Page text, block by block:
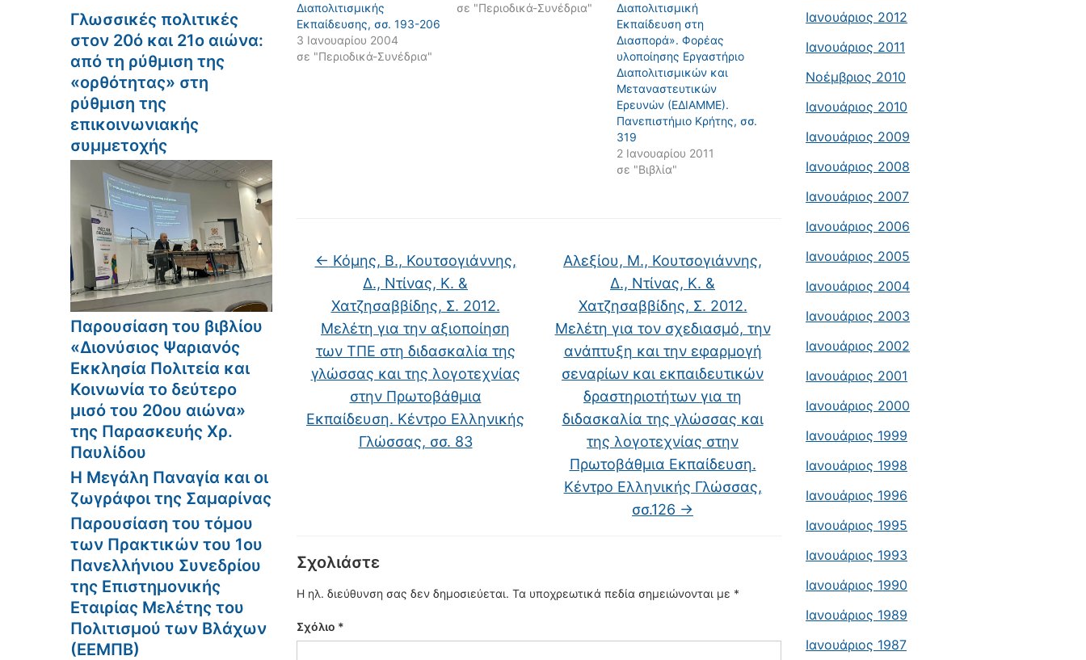
Γλωσσικές πολιτικές
στον 20ό και 21ο αιώνα:
από τη ρύθμιση της
«ορθότητας» στη
ρύθμιση της
επικοινωνιακής
συμμετοχής
Παρουσίαση του βιβλίου
«Διονύσιος Ψαριανός
Εκκλησία Πολιτεία και
Κοινωνία το δεύτερο
μισό του 20ου αιώνα»
της Παρασκευής Χρ.
Παυλίδου
Η Μεγάλη Παναγία και οι
ζωγράφοι της Σαμαρίνας
Παρουσίαση του τόμου
των Πρακτικών του 1ου
Πανελλήνιου Συνεδρίου
της Επιστημονικής
Εταιρίας Μελέτης του
Πολιτισμού των Βλάχων
(ΕΕΜΠΒ)
Διαπολιτισμικής
Εκπαίδευσης, σσ. 193-206
3 Ιανουαρίου 2004
σε "Περιοδικά-Συνέδρια"
σε "Περιοδικά-Συνέδρια"
Διαπολιτισμική
Εκπαίδευση στη
Διασπορά». Φορέας
υλοποίησης Εργαστήριο
Διαπολιτισμικών και
Μεταναστευτικών
Ερευνών (ΕΔΙΑΜΜΕ).
Πανεπιστήμιο Κρήτης, σσ.
319
2 Ιανουαρίου 2011
σε "Βιβλία"
← Κόμης, Β., Κουτσογιάννης,
Δ., Ντίνας, Κ. &
Χατζησαββίδης, Σ. 2012.
Μελέτη για την αξιοποίηση
των ΤΠΕ στη διδασκαλία της
γλώσσας και της λογοτεχνίας
στην Πρωτοβάθμια
Εκπαίδευση. Κέντρο Ελληνικής
Γλώσσας, σσ. 83
Αλεξίου, Μ., Κουτσογιάννης,
Δ., Ντίνας, Κ. &
Χατζησαββίδης, Σ. 2012.
Μελέτη για τον σχεδιασμό, την
ανάπτυξη και την εφαρμογή
σεναρίων και εκπαιδευτικών
δραστηριοτήτων για τη
διδασκαλία της γλώσσας και
της λογοτεχνίας στην
Πρωτοβάθμια Εκπαίδευση.
Κέντρο Ελληνικής Γλώσσας,
σσ.126 →
Σχολιάστε
Η ηλ. διεύθυνση σας δεν δημοσιεύεται. Τα υποχρεωτικά πεδία σημειώνονται με *
Σχόλιο *
Ιανουάριος 2012
Ιανουάριος 2011
Νοέμβριος 2010
Ιανουάριος 2010
Ιανουάριος 2009
Ιανουάριος 2008
Ιανουάριος 2007
Ιανουάριος 2006
Ιανουάριος 2005
Ιανουάριος 2004
Ιανουάριος 2003
Ιανουάριος 2002
Ιανουάριος 2001
Ιανουάριος 2000
Ιανουάριος 1999
Ιανουάριος 1998
Ιανουάριος 1996
Ιανουάριος 1995
Ιανουάριος 1993
Ιανουάριος 1990
Ιανουάριος 1989
Ιανουάριος 1987